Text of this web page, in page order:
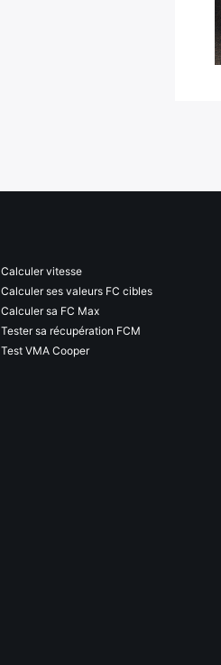
Calculer vitesse
Calculer ses valeurs FC cibles
Calculer sa FC Max
Tester sa récupération FCM
Test VMA Cooper